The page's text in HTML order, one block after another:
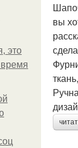
это
вы